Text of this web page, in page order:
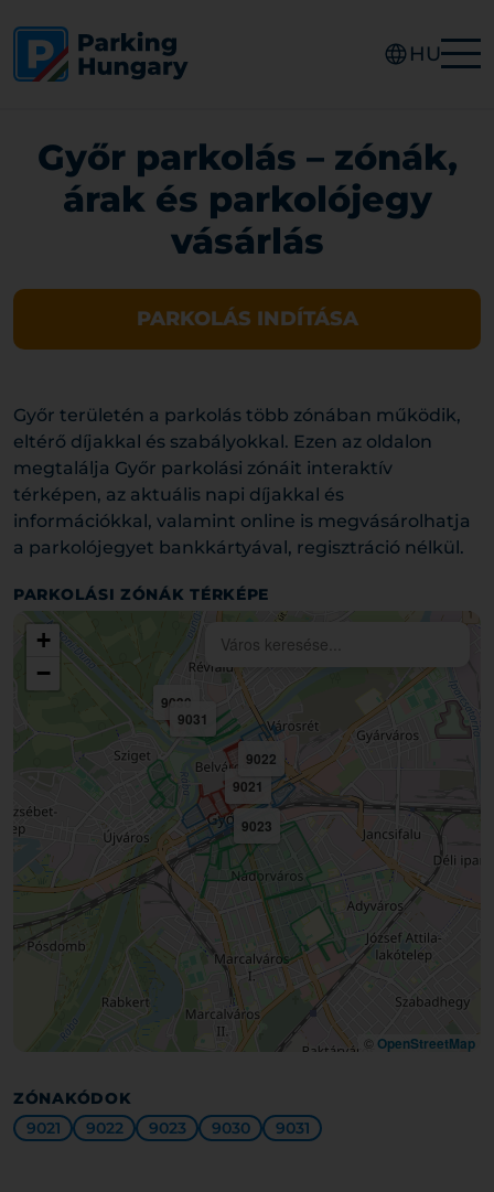
HU
Győr parkolás – zónák,
árak és parkolójegy
vásárlás
PARKOLÁS INDÍTÁSA
Győr területén a parkolás több zónában működik,
eltérő díjakkal és szabályokkal. Ezen az oldalon
megtalálja Győr parkolási zónáit interaktív
térképen, az aktuális napi díjakkal és
információkkal, valamint online is megvásárolhatja
a parkolójegyet bankkártyával, regisztráció nélkül.
PARKOLÁSI ZÓNÁK TÉRKÉPE
9021
9022
9023
9030
9031
+
−
© OpenStreetMap
ZÓNAKÓDOK
9021
9022 9023 9030 9031